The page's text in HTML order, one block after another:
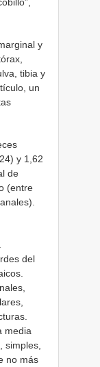
y
tibia y
un
y 1,62
de
(entre
del
media
simples,
no más